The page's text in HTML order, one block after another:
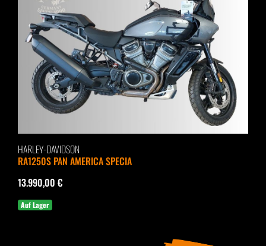
HARLEY-DAVIDSON
RA1250S PAN AMERICA SPECIA
13.990,00 €
Auf Lager